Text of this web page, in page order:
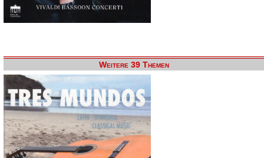
Weitere 39 Themen